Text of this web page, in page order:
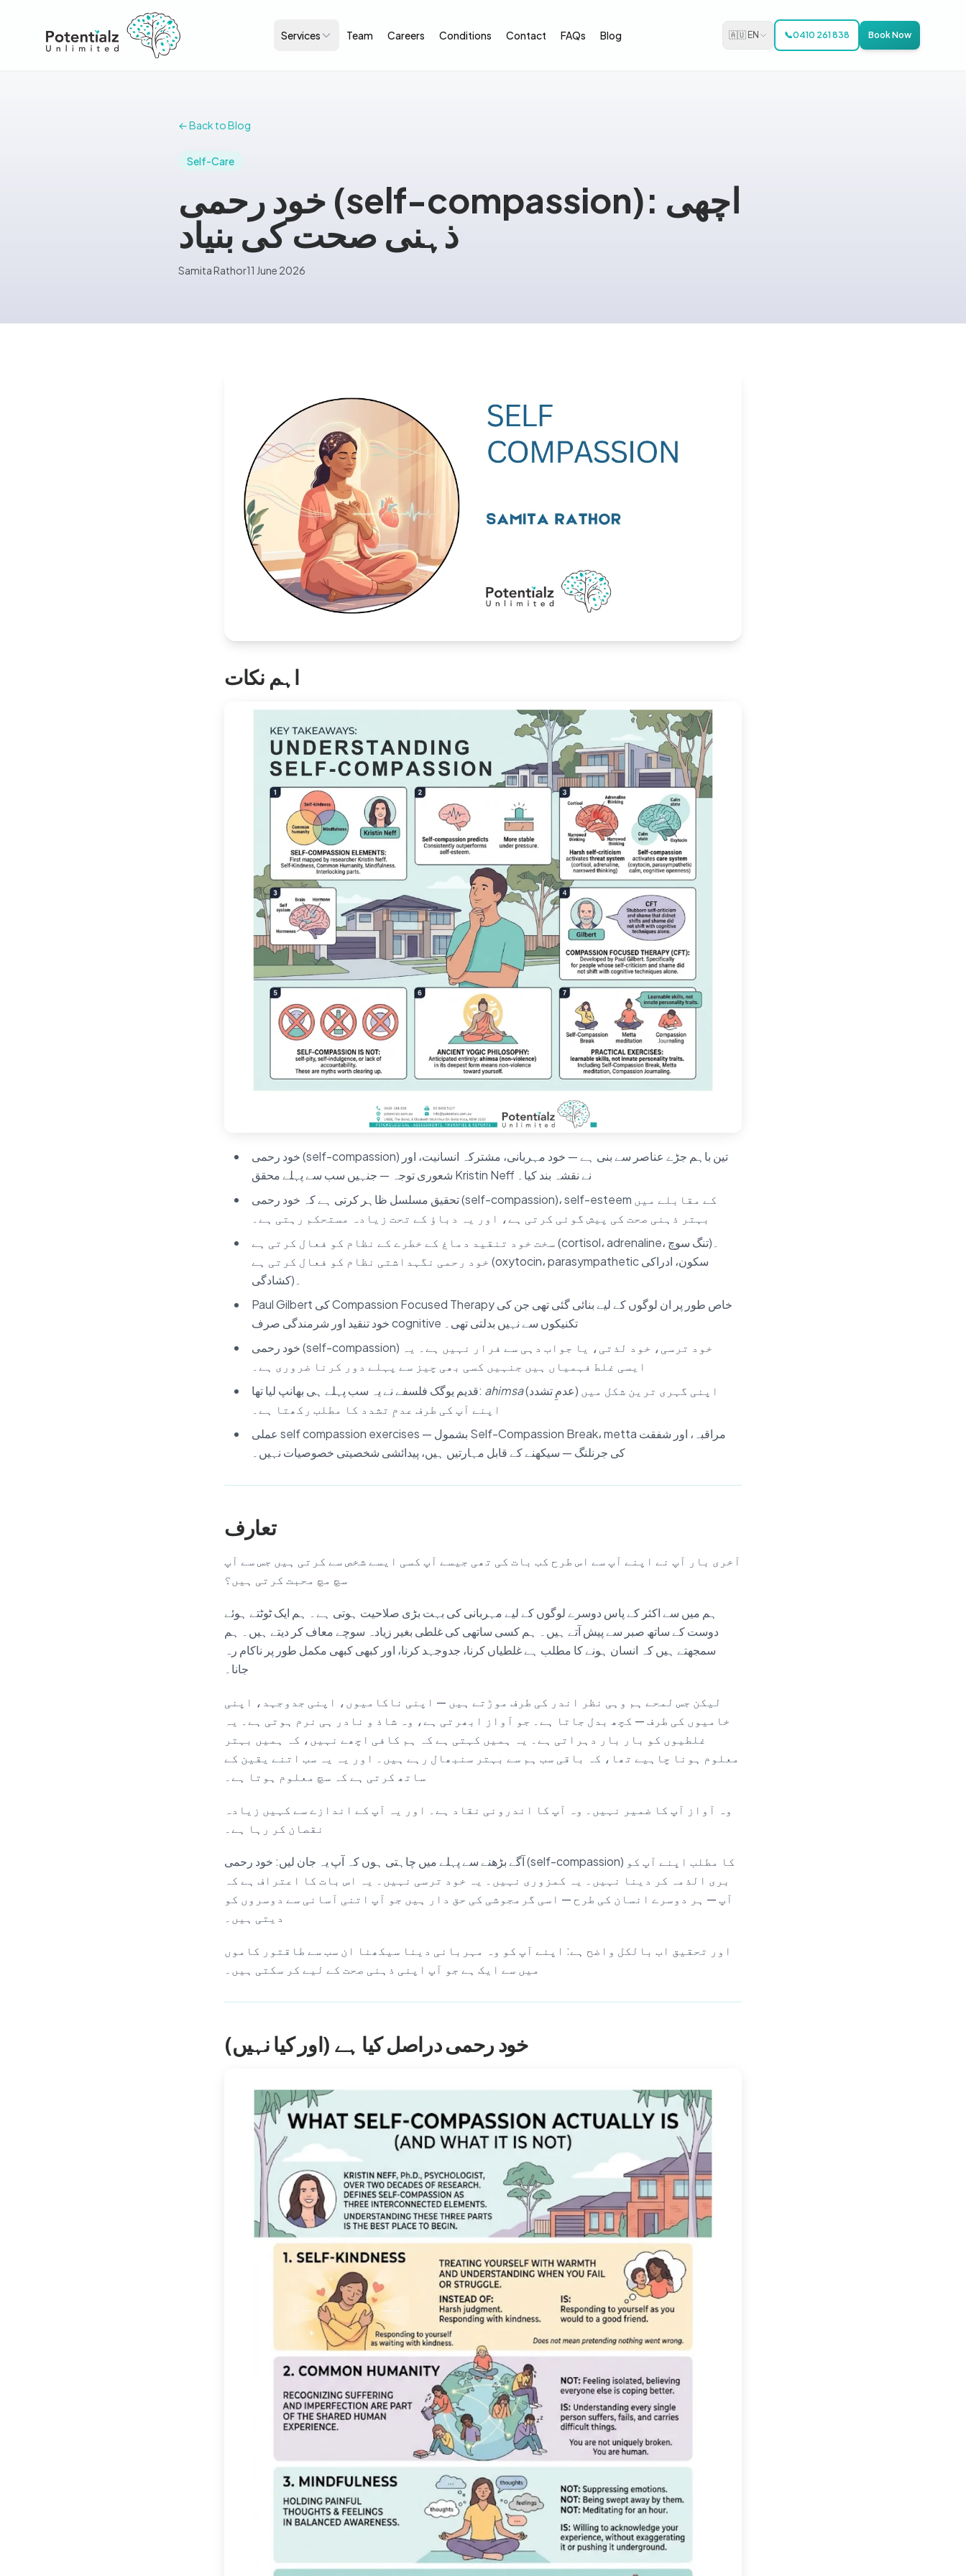
Services Team Careers Conditions Contact FAQs Blog 🇦🇺 EN 📞0410 261 838 Book Now
← Back to Blog
Self-Care
خود رحمی (self-compassion): اچھی
ذہنی صحت کی بنیاد
Samita Rathor11 June 2026
اہم نکات
خود رحمی (self-compassion) تین باہم جڑے عناصر سے بنی ہے — خود مہربانی، مشترکہ انسانیت، اور
شعوری توجہ — جنہیں سب سے پہلے محقق Kristin Neff نے نقشہ بند کیا۔
تحقیق مسلسل ظاہر کرتی ہے کہ خود رحمی (self-compassion)، self-esteem کے مقابلے میں
بہتر ذہنی صحت کی پیش گوئی کرتی ہے، اور یہ دباؤ کے تحت زیادہ مستحکم رہتی ہے۔
سخت خود تنقید دماغ کے خطرے کے نظام کو فعال کرتی ہے (cortisol، adrenaline، تنگ سوچ)۔
خود رحمی نگہداشتی نظام کو فعال کرتی ہے (oxytocin، parasympathetic سکون، ادراکی
کشادگی)۔
Paul Gilbert کی Compassion Focused Therapy خاص طور پر ان لوگوں کے لیے بنائی گئی تھی جن کی
خود تنقید اور شرمندگی صرف cognitive تکنیکوں سے نہیں بدلتی تھی۔
خود رحمی (self-compassion) خود ترسی، خود لذتی، یا جواب دہی سے فرار نہیں ہے۔ یہ
ایسی غلط فہمیاں ہیں جنہیں کسی بھی چیز سے پہلے دور کرنا ضروری ہے۔
قدیم یوگک فلسفے نے یہ سب پہلے ہی بھانپ لیا تھا: ahimsa(عدمِ تشدد) اپنی گہری ترین شکل میں
اپنے آپ کی طرف عدمِ تشدد کا مطلب رکھتا ہے۔
عملی self compassion exercises — بشمول Self-Compassion Break، metta مراقبہ، اور شفقت
کی جرنلنگ — سیکھنے کے قابل مہارتیں ہیں، پیدائشی شخصیتی خصوصیات نہیں۔
تعارف
آخری بار آپ نے اپنے آپ سے اس طرح کب بات کی تھی جیسے آپ کسی ایسے شخص سے کرتی ہیں جس سے آپ
سچ مچ محبت کرتی ہیں؟
ہم میں سے اکثر کے پاس دوسرے لوگوں کے لیے مہربانی کی بہت بڑی صلاحیت ہوتی ہے۔ ہم ایک ٹوٹتے ہوئے
دوست کے ساتھ صبر سے پیش آتے ہیں۔ ہم کسی ساتھی کی غلطی بغیر زیادہ سوچے معاف کر دیتے ہیں۔ ہم
سمجھتے ہیں کہ انسان ہونے کا مطلب ہے غلطیاں کرنا، جدوجہد کرنا، اور کبھی کبھی مکمل طور پر ناکام رہ
جانا۔
لیکن جس لمحے ہم وہی نظر اندر کی طرف موڑتے ہیں — اپنی ناکامیوں، اپنی جدوجہد، اپنی
خامیوں کی طرف — کچھ بدل جاتا ہے۔ جو آواز ابھرتی ہے، وہ شاذ و نادر ہی نرم ہوتی ہے۔ یہ
غلطیوں کو بار بار دہراتی ہے۔ یہ ہمیں کہتی ہے کہ ہم کافی اچھے نہیں، کہ ہمیں بہتر
معلوم ہونا چاہیے تھا، کہ باقی سب ہم سے بہتر سنبھال رہے ہیں۔ اور یہ یہ سب اتنے یقین کے
ساتھ کرتی ہے کہ سچ معلوم ہوتا ہے۔
وہ آواز آپ کا ضمیر نہیں۔ وہ آپ کا اندرونی نقاد ہے۔ اور یہ آپ کے اندازے سے کہیں زیادہ
نقصان کر رہا ہے۔
آگے بڑھنے سے پہلے میں چاہتی ہوں کہ آپ یہ جان لیں: خود رحمی (self-compassion) کا مطلب اپنے آپ کو
بری الذمہ کر دینا نہیں۔ یہ کمزوری نہیں۔ یہ خود ترسی نہیں۔ یہ اس بات کا اعتراف ہے کہ
آپ — ہر دوسرے انسان کی طرح — اسی گرمجوشی کی حق دار ہیں جو آپ اتنی آسانی سے دوسروں کو
دیتی ہیں۔
اور تحقیق اب بالکل واضح ہے: اپنے آپ کو وہ مہربانی دینا سیکھنا ان سب سے طاقتور کاموں
میں سے ایک ہے جو آپ اپنی ذہنی صحت کے لیے کر سکتی ہیں۔
خود رحمی دراصل کیا ہے (اور کیا نہیں)